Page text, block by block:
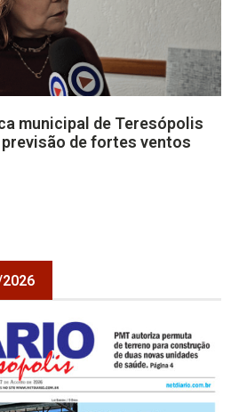
municipal de Teresópolis
de fortes ventos